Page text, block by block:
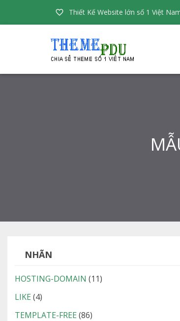
 Thiết Kế Website lớn số 1 Việt
NHÃN
HOSTING-DOMAIN (11)
LIKE (4)
TEMPLATE-FREE (86)